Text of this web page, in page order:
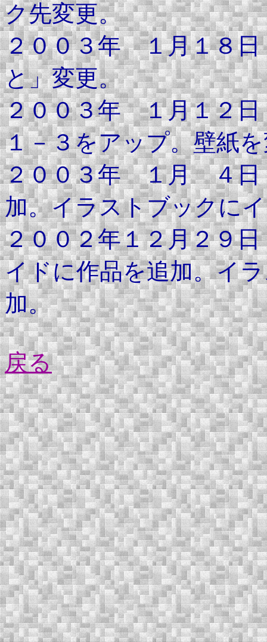
ク先変更。
２００３年 １月１８日
と」変更。
２００３年 １月１２日
１－３をアップ。壁紙
２００３年 １月 ４日
加。イラストブックに
２００２年１２月２９
イドに作品を追加。イ
加。
戻る